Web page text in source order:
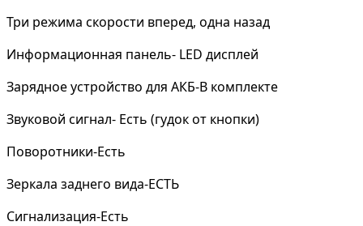
Три режима скорости вперед, одна назад
Информационная панель- LED дисплей
Зарядное устройство для АКБ-В комплекте
Звуковой сигнал- Есть (гудок от кнопки)
Поворотники-Есть
Зеркала заднего вида-ЕСТЬ
Сигнализация-Есть